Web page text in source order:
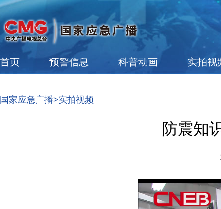
首页 预警信息 科普动画 实拍视
国家应急广播>实拍视频
防震知